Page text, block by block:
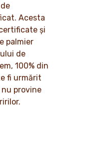
Acesta
și
palmier
de
100% din
fi urmărit
provine